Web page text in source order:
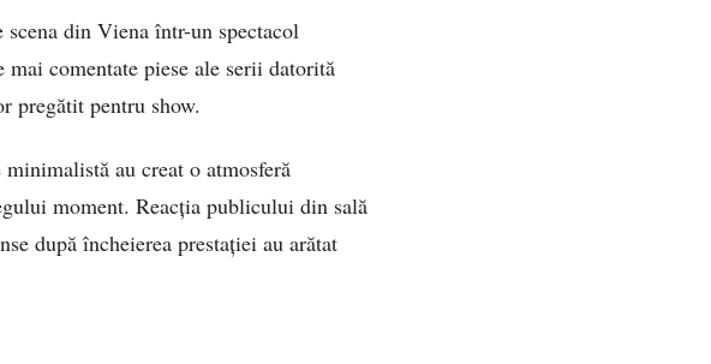
din Viena într-un spectacol
comentate piese ale serii datorită
pregătit pentru show.
au creat o atmosferă
moment. Reacția publicului din sală
după încheierea prestației au arătat